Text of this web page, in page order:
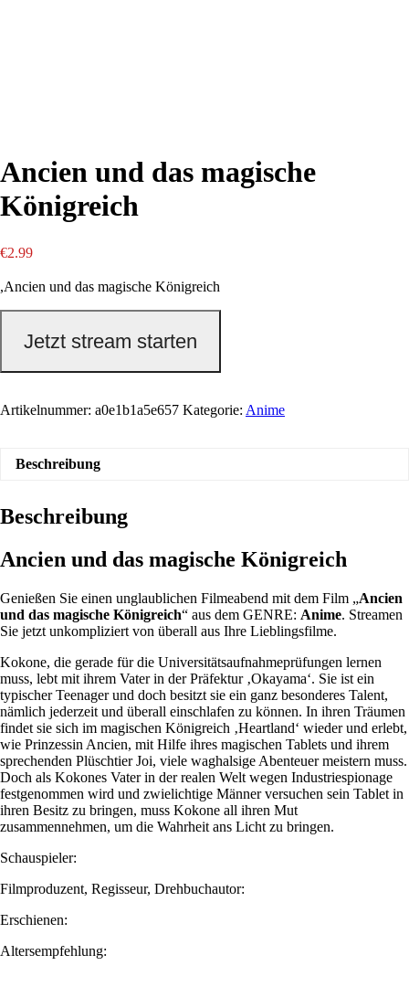
Ancien und das magische
Königreich
€2.99
,Ancien und das magische Königreich
Jetzt stream starten
Artikelnummer: a0e1b1a5e657 Kategorie: Anime
Beschreibung
Beschreibung
Ancien und das magische Königreich
Genießen Sie einen unglaublichen Filmeabend mit dem Film „Ancien
und das magische Königreich“ aus dem GENRE: Anime. Streamen
Sie jetzt unkompliziert von überall aus Ihre Lieblingsfilme.
Kokone, die gerade für die Universitätsaufnahmeprüfungen lernen
muss, lebt mit ihrem Vater in der Präfektur ‚Okayama‘. Sie ist ein
typischer Teenager und doch besitzt sie ein ganz besonderes Talent,
nämlich jederzeit und überall einschlafen zu können. In ihren Träumen
findet sie sich im magischen Königreich ‚Heartland‘ wieder und erlebt,
wie Prinzessin Ancien, mit Hilfe ihres magischen Tablets und ihrem
sprechenden Plüschtier Joi, viele waghalsige Abenteuer meistern muss.
Doch als Kokones Vater in der realen Welt wegen Industriespionage
festgenommen wird und zwielichtige Männer versuchen sein Tablet in
ihren Besitz zu bringen, muss Kokone all ihren Mut
zusammennehmen, um die Wahrheit ans Licht zu bringen.
Schauspieler:
Filmproduzent, Regisseur, Drehbuchautor:
Erschienen:
Altersempfehlung: